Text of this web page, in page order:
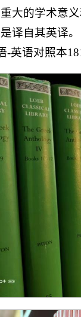
大的学术意
译自其英译
-英语对照本